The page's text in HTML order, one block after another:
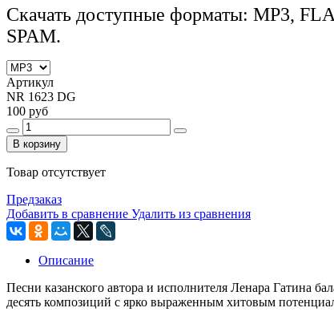
Скачать доступные форматы: MP3,
SPAM.
Артикул
NR 1623 DG
100 руб
В корзину
Товар отсутствует
Предзаказ
Добавить в сравнение Удалить из сравнения
Описание
Песни казанского автора и исполнителя Ленара Гатина
десять композиций с ярко выраженным хитовым